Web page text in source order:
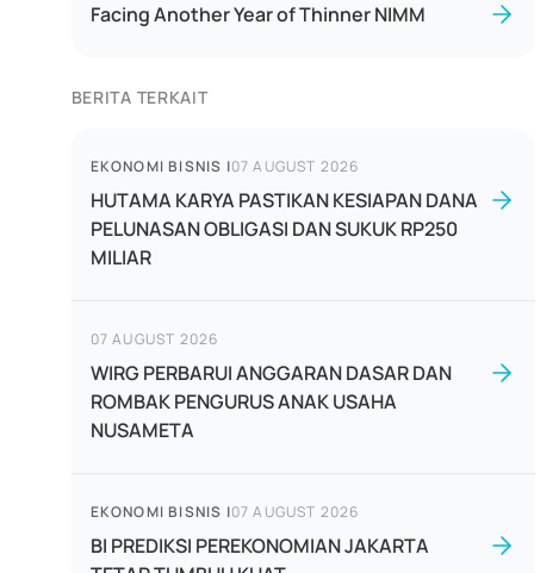
Facing Another Year of Thinner NIMM
BERITA TERKAIT
EKONOMI BISNIS |07 AUGUST 2026
HUTAMA KARYA PASTIKAN KESIAPAN DANA
PELUNASAN OBLIGASI DAN SUKUK RP250
MILIAR
07 AUGUST 2026
WIRG PERBARUI ANGGARAN DASAR DAN
ROMBAK PENGURUS ANAK USAHA
NUSAMETA
EKONOMI BISNIS |07 AUGUST 2026
BI PREDIKSI PEREKONOMIAN JAKARTA